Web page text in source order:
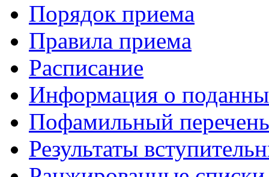
Порядок приема
Правила приема
Расписание
Информация о
Пофамильный
Результаты